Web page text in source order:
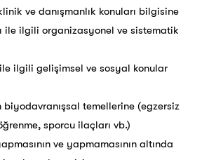
ve danışmanlık konuları bilgisine
ile ilgili organizasyonel ve sistematik
ile ilgili gelişimsel ve sosyal konular
biyodavranışsal temellerine (egzersiz
sporcu ilaçları vb.)
ve yapmamasının altında